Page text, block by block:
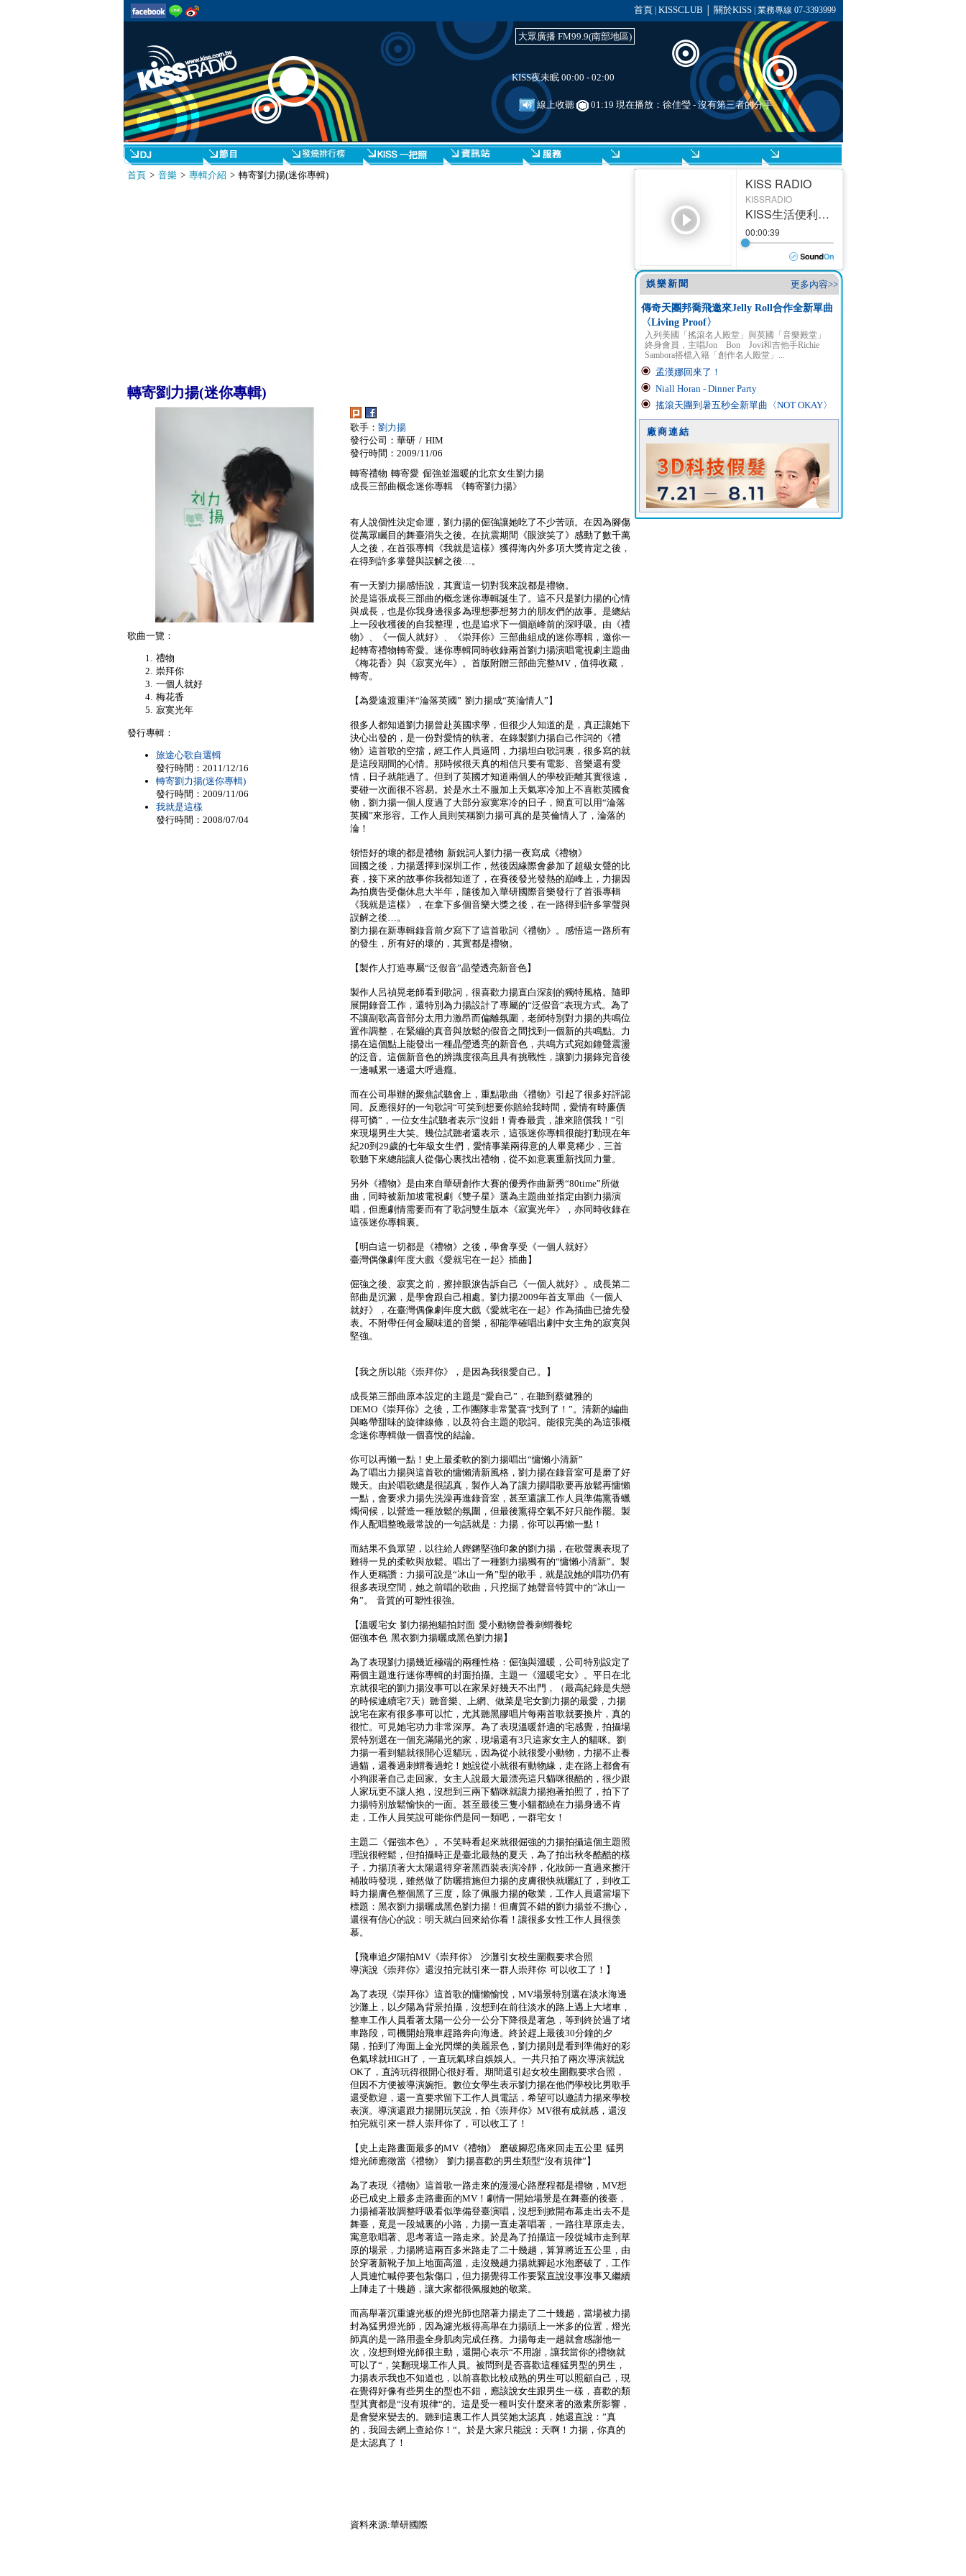
首頁 KISSCLUB 關於KISS| 業務專線 07-3393999
大眾廣播 FM99.9(南部地區)
KISS夜未眠 00:00 - 02:00
線上收聽 01:19 現在播放： 徐佳瑩- 沒有第三者的分手
首頁> 音樂> 專輯介紹 > 轉寄劉力揚(迷你專輯)
轉寄劉力揚(迷你專輯)
歌手： 劉力揚
發行公司：華研 / HIM
發行時間：2009/11/06
轉寄禮物 轉寄愛 倔強並溫暖的北京女生劉力揚
成長三部曲概念迷你專輯 《轉寄劉力揚》
有人說個性決定命運，劉力揚的倔強讓她吃了不少苦頭。在因為腳傷
從萬眾矚目的舞臺消失之後。在抗震期間《眼淚笑了》感動了數千萬
人之後，在首張專輯《我就是這樣》獲得海內外多項大獎肯定之後，
在得到許多掌聲與誤解之後…。
有一天劉力揚感悟說，其實這一切對我來說都是禮物。
於是這張成長三部曲的概念迷你專輯誕生了。這不只是劉力揚的心情
與成長，也是你我身邊很多為理想夢想努力的朋友們的故事。是總結
上一段收穫後的自我整理，也是追求下一個巔峰前的深呼吸。由《禮
物》、《一個人就好》、《崇拜你》三部曲組成的迷你專輯，邀你一
起轉寄禮物轉寄愛。迷你專輯同時收錄兩首劉力揚演唱電視劇主題曲
《梅花香》與《寂寞光年》。首版附贈三部曲完整MV，值得收藏，
轉寄。
【為愛遠渡重洋“淪落英國” 劉力揚成“英淪情人”】
很多人都知道劉力揚曾赴英國求學，但很少人知道的是，真正讓她下
決心出發的，是一份對愛情的執著。在錄製劉力揚自己作詞的《禮
物》這首歌的空擋，經工作人員逼問，力揚坦白歌詞裏，很多寫的就
是這段期間的心情。那時候很天真的相信只要有電影、音樂還有愛
情，日子就能過了。但到了英國才知道兩個人的學校距離其實很遠，
要碰一次面很不容易。於是水土不服加上天氣寒冷加上不喜歡英國食
物，劉力揚一個人度過了大部分寂寞寒冷的日子，簡直可以用“淪落
英國”來形容。工作人員則笑稱劉力揚可真的是英倫情人了，淪落的
淪！
領悟好的壞的都是禮物 新銳詞人劉力揚一夜寫成《禮物》
回國之後，力揚選擇到深圳工作，然後因緣際會參加了超級女聲的比
賽，接下來的故事你我都知道了，在賽後發光發熱的巔峰上，力揚因
為拍廣告受傷休息大半年，隨後加入華研國際音樂發行了首張專輯
《我就是這樣》，在拿下多個音樂大獎之後，在一路得到許多掌聲與
誤解之後…。
劉力揚在新專輯錄音前夕寫下了這首歌詞《禮物》。感悟這一路所有
的發生，所有好的壞的，其實都是禮物。
【製作人打造專屬“泛假音”晶瑩透亮新音色】
製作人呂禎晃老師看到歌詞，很喜歡力揚直白深刻的獨特風格。隨即
展開錄音工作，還特別為力揚設計了專屬的“泛假音”表現方式。為了
不讓副歌高音部分太用力激昂而偏離氛圍，老師特別對力揚的共鳴位
置作調整，在緊繃的真音與放鬆的假音之間找到一個新的共鳴點。力
揚在這個點上能發出一種晶瑩透亮的新音色，共鳴方式宛如鐘聲震盪
的泛音。這個新音色的辨識度很高且具有挑戰性，讓劉力揚錄完音後
一邊喊累一邊還大呼過癮。
而在公司舉辦的聚焦試聽會上，重點歌曲《禮物》引起了很多好評認
同。反應很好的一句歌詞“可笑到想要你賠給我時間，愛情有時廉價
得可憐”，一位女生試聽者表示“沒錯！青春最貴，誰來賠償我！”引
來現場男生大笑。幾位試聽者還表示，這張迷你專輯很能打動現在年
紀20到29歲的七年級女生們，愛情事業兩得意的人畢竟稀少，三首
歌聽下來總能讓人從傷心裏找出禮物，從不如意裏重新找回力量。
另外《禮物》是由來自華研創作大賽的優秀作曲新秀“80time”所做
曲，同時被新加坡電視劇《雙子星》選為主題曲並指定由劉力揚演
唱，但應劇情需要而有了歌詞雙生版本《寂寞光年》，亦同時收錄在
這張迷你專輯裏。
【明白這一切都是《禮物》之後，學會享受《一個人就好》
臺灣偶像劇年度大戲《愛就宅在一起》插曲】
倔強之後、寂寞之前，擦掉眼淚告訴自己《一個人就好》。成長第二
部曲是沉澱，是學會跟自己相處。劉力揚2009年首支單曲《一個人
就好》，在臺灣偶像劇年度大戲《愛就宅在一起》作為插曲已搶先發
表。不附帶任何金屬味道的音樂，卻能準確唱出劇中女主角的寂寞與
堅強。
【我之所以能《崇拜你》，是因為我很愛自己。】
成長第三部曲原本設定的主題是“愛自己”，在聽到蔡健雅的
DEMO《崇拜你》之後，工作團隊非常驚喜“找到了！”。清新的編曲
與略帶甜味的旋律線條，以及符合主題的歌詞。能很完美的為這張概
念迷你專輯做一個喜悅的結論。
你可以再懶一點！史上最柔軟的劉力揚唱出“慵懶小清新”
為了唱出力揚與這首歌的慵懶清新風格，劉力揚在錄音室可是磨了好
幾天。由於唱歌總是很認真，製作人為了讓力揚唱歌要再放鬆再慵懶
一點，會要求力揚先洗澡再進錄音室，甚至還讓工作人員準備熏香蠟
燭伺候，以營造一種放鬆的氛圍，但最後熏得空氣不好只能作罷。製
作人配唱整晚最常說的一句話就是：力揚，你可以再懶一點！
而結果不負眾望，以往給人鏗鏘堅強印象的劉力揚，在歌聲裏表現了
難得一見的柔軟與放鬆。唱出了一種劉力揚獨有的“慵懶小清新”。製
作人更稱讚：力揚可說是“冰山一角”型的歌手，就是說她的唱功仍有
很多表現空間，她之前唱的歌曲，只挖掘了她聲音特質中的“冰山一
角”。 音質的可塑性很強。
【溫暖宅女 劉力揚抱貓拍封面 愛小動物曾養刺蝟養蛇
倔強本色 黑衣劉力揚曬成黑色劉力揚】
為了表現劉力揚幾近極端的兩種性格：倔強與溫暖，公司特別設定了
兩個主題進行迷你專輯的封面拍攝。主題一《溫暖宅女》。平日在北
京就很宅的劉力揚沒事可以在家呆好幾天不出門，（最高紀錄是失戀
的時候連續宅7天）聽音樂、上網、做菜是宅女劉力揚的最愛，力揚
說宅在家有很多事可以忙，尤其聽黑膠唱片每兩首歌就要換片，真的
很忙。可見她宅功力非常深厚。為了表現溫暖舒適的宅感覺，拍攝場
景特別選在一個充滿陽光的家，現場還有3只這家女主人的貓咪。劉
力揚一看到貓就很開心逗貓玩，因為從小就很愛小動物，力揚不止養
過貓，還養過刺蝟養過蛇！她說從小就很有動物緣，走在路上都會有
小狗跟著自己走回家。女主人說最大最漂亮這只貓咪很酷的，很少跟
人家玩更不讓人抱，沒想到三兩下貓咪就讓力揚抱著拍照了，拍下了
力揚特別放鬆愉快的一面。甚至最後三隻小貓都繞在力揚身邊不肯
走，工作人員笑說可能你們是同一類吧，一群宅女！
主題二《倔強本色》。不笑時看起來就很倔強的力揚拍攝這個主題照
理說很輕鬆，但拍攝時正是臺北最熱的夏天，為了拍出秋冬酷酷的樣
子，力揚頂著大太陽還得穿著黑西裝表演冷靜，化妝師一直過來擦汗
補妝時發現，雖然做了防曬措施但力揚的皮膚很快就曬紅了，到收工
時力揚膚色整個黑了三度，除了佩服力揚的敬業，工作人員還當場下
標題：黑衣劉力揚曬成黑色劉力揚！但膚質不錯的劉力揚並不擔心，
還很有信心的說：明天就白回來給你看！讓很多女性工作人員很羡
慕。
【飛車追夕陽拍MV《崇拜你》 沙灘引女校生圍觀要求合照
導演說《崇拜你》還沒拍完就引來一群人崇拜你 可以收工了！】
為了表現《崇拜你》這首歌的慵懶愉悅，MV場景特別選在淡水海邊
沙灘上，以夕陽為背景拍攝，沒想到在前往淡水的路上遇上大堵車，
整車工作人員看著太陽一公分一公分下降很是著急，等到終於過了堵
車路段，司機開始飛車趕路奔向海邊。終於趕上最後30分鐘的夕
陽，拍到了海面上金光閃爍的美麗景色，劉力揚則是看到準備好的彩
色氣球就HIGH了，一直玩氣球自娛娛人。一共只拍了兩次導演就說
OK了，直誇玩得很開心很好看。期間還引起女校生圍觀要求合照，
但因不方便被導演婉拒。數位女學生表示劉力揚在他們學校比男歌手
還受歡迎，還一直要求留下工作人員電話，希望可以邀請力揚來學校
表演。導演還跟力揚開玩笑說，拍《崇拜你》MV很有成就感，還沒
拍完就引來一群人崇拜你了，可以收工了！
【史上走路畫面最多的MV《禮物》 磨破腳忍痛來回走五公里 猛男
燈光師應徵當《禮物》 劉力揚喜歡的男生類型“沒有規律”】
為了表現《禮物》這首歌一路走來的漫漫心路歷程都是禮物，MV想
必已成史上最多走路畫面的MV！劇情一開始場景是在舞臺的後臺，
力揚補著妝調整呼吸看似準備登臺演唱，沒想到掀開布幕走出去不是
舞臺，竟是一段城裏的小路，力揚一直走著唱著，一路往草原走去。
寓意歌唱著、思考著這一路走來。於是為了拍攝這一段從城市走到草
原的場景，力揚將這兩百多米路走了二十幾趟，算算將近五公里，由
於穿著新靴子加上地面高溫，走沒幾趟力揚就腳起水泡磨破了，工作
人員連忙喊停要包紮傷口，但力揚覺得工作要緊直說沒事沒事又繼續
上陣走了十幾趟，讓大家都很佩服她的敬業。
而高舉著沉重濾光板的燈光師也陪著力揚走了二十幾趟，當場被力揚
封為猛男燈光師，因為濾光板得高舉在力揚頭上一米多的位置，燈光
師真的是一路用盡全身肌肉完成任務。力揚每走一趟就會感謝他一
次，沒想到燈光師很主動，還開心表示“不用謝，讓我當你的禮物就
可以了“，笑翻現場工作人員。被問到是否喜歡這種猛男型的男生，
力揚表示我也不知道也，以前喜歡比較成熟的男生可以照顧自己，現
在覺得好像有些男生的型也不錯，應該說女生跟男生一樣，喜歡的類
型其實都是“沒有規律“的。這是受一種叫安什麼來著的激素所影響，
是會變來變去的。聽到這裏工作人員笑她太認真，她還直說：”真
的，我回去網上查給你！“。於是大家只能說：天啊！力揚，你真的
是太認真了！
資料來源:華研國際
歌曲一覽：
禮物
崇拜你
一個人就好
梅花香
寂寞光年
發行專輯：
旅途心歌自選輯
發行時間：2011/12/16
轉寄劉力揚(迷你專輯)
發行時間：2009/11/06
我就是這樣
發行時間：2008/07/04
更多內容>>
娛樂新聞
傳奇天團邦喬飛邀來Jelly Roll合作全新單曲
〈Living Proof〉
入列美國「搖滾名人殿堂」與英國「音樂殿堂」
終身會員，主唱Jon Bon Jovi和吉他手Richie
Sambora搭檔入籍「創作名人殿堂」...
孟漢娜回來了！
Niall Horan - Dinner Party
搖滾天團到暑五秒全新單曲〈NOT OKAY〉
廠商連結